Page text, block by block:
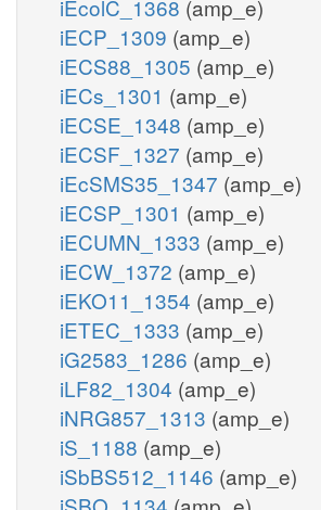
iEcolC_1368 (amp_e)
iECP_1309 (amp_e)
iECS88_1305 (amp_e)
iECs_1301 (amp_e)
iECSE_1348 (amp_e)
iECSF_1327 (amp_e)
iEcSMS35_1347 (amp_e)
iECSP_1301 (amp_e)
iECUMN_1333 (amp_e)
iECW_1372 (amp_e)
iEKO11_1354 (amp_e)
iETEC_1333 (amp_e)
iG2583_1286 (amp_e)
iLF82_1304 (amp_e)
iNRG857_1313 (amp_e)
iS_1188 (amp_e)
iSbBS512_1146 (amp_e)